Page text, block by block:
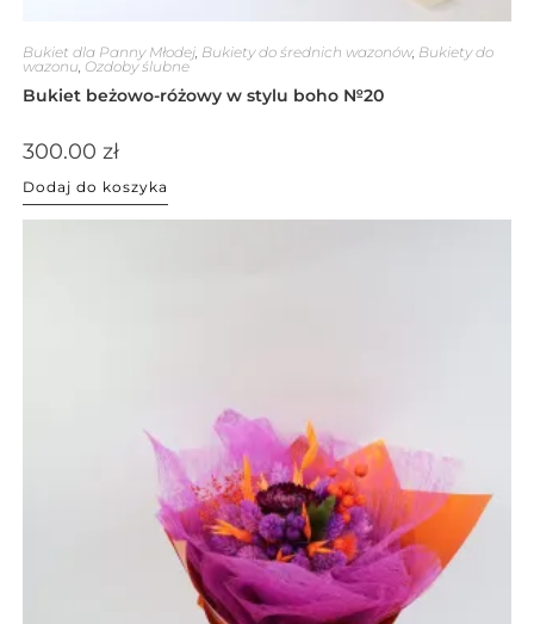
Bukiet dla Panny Młodej, Bukiety do średnich wazonów, Bukiety do
wazonu, Ozdoby ślubne
Bukiet beżowo-różowy w stylu boho №20
300.00 zł
Dodaj do koszyka